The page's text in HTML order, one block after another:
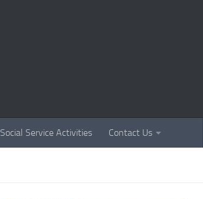
Social Service Activities Contact Us